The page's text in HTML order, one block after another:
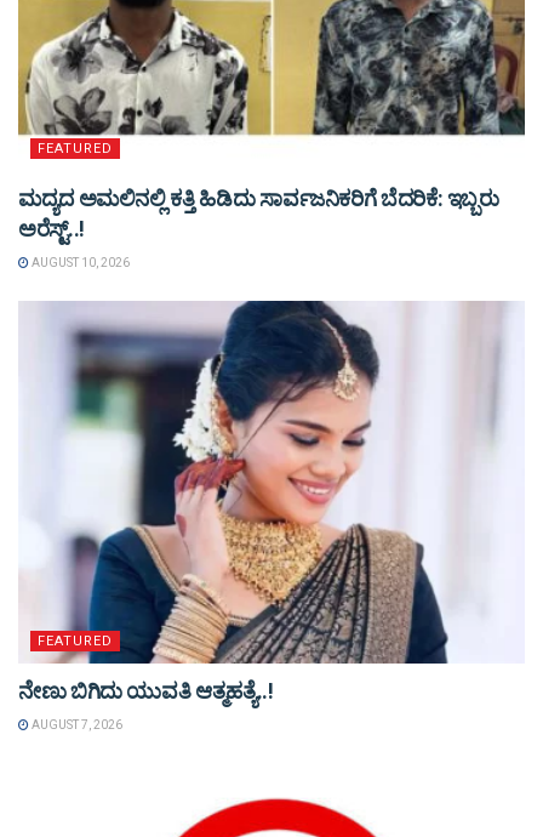
FEATURED
ಮದ್ಯದ ಅಮಲಿನಲ್ಲಿ ಕತ್ತಿ ಹಿಡಿದು ಸಾರ್ವಜನಿಕರಿಗೆ ಬೆದರಿಕೆ: ಇಬ್ಬರು
ಅರೆಸ್ಟ್..!
AUGUST 10, 2026
FEATURED
ನೇಣು ಬಿಗಿದು ಯುವತಿ ಆತ್ಮಹತ್ಯೆ..!
AUGUST 7, 2026